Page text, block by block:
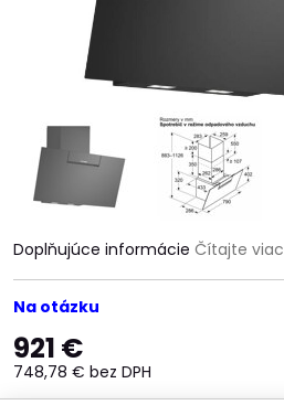
Doplňujúce informácie Čítajte viac
Na otázku
921 €
748,78 € bez DPH